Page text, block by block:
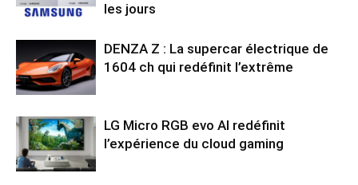
les jours
DENZA Z : La supercar électrique de
1604 ch qui redéfinit l’extrême
LG Micro RGB evo AI redéfinit
l’expérience du cloud gaming